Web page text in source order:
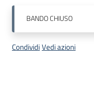
Giuseppe
Guglielmi
BANDOCHIUSO
CondividiVedi azioni